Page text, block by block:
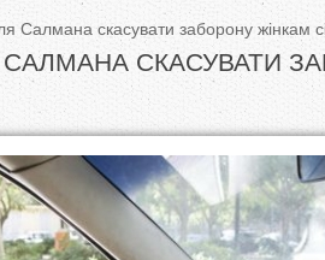
Салмана скасувати заборону жінкам
СКАСУВАТИ